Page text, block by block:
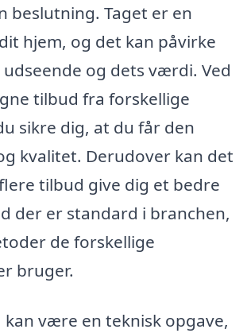
beslutning. Taget er en
hjem, og det kan påvirke
og dets værdi. Ved
tilbud fra forskellige
sikre dig, at du får den
kvalitet. Derudover kan det
tilbud give dig et bedre
der er standard i branchen,
de forskellige
bruger.
kan være en teknisk opgave,